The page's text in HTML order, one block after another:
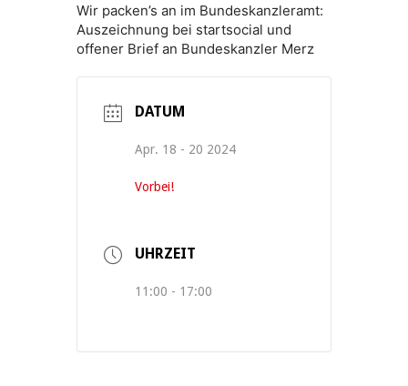
Wir packen’s an im Bundeskanzleramt:
Auszeichnung bei startsocial und
offener Brief an Bundeskanzler Merz
DATUM
Apr. 18 - 20 2024
Vorbei!
UHRZEIT
11:00 - 17:00